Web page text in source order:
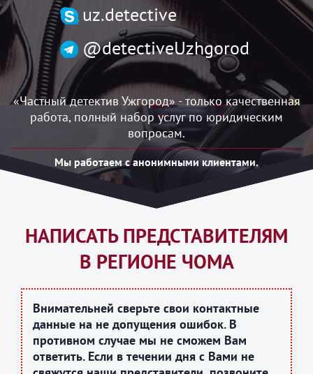
uz.detective
@detectiveUzhgorod
«Частный детектив Ужгород» - только качественная
работа, полный набор услуг по юридическим
вопросам.
Мы работаем с анонимными клиентами.
НАПИСАТЬ ПРЕДСТАВИТЕЛЯМ
В РЕГИОНЕ ЧОМА
Внимательней сверьте свои контактные
данные на не допущения ошибок. В
противном случае мы не сможем Вам
ответить. Если в течении дня с Вами не